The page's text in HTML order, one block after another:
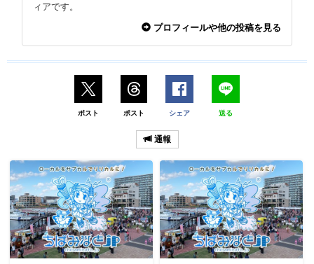
ィアです。
プロフィールや他の投稿を見る
ポスト ポスト シェア 送る
通報